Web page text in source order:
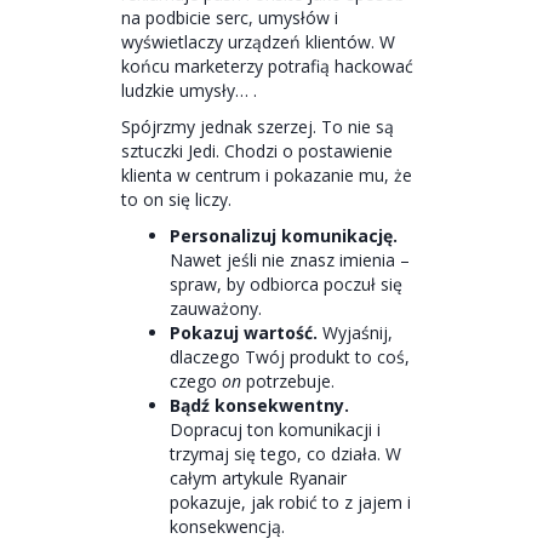
na podbicie serc, umysłów i
wyświetlaczy urządzeń klientów. W
końcu marketerzy potrafią hackować
ludzkie umysły… .
Spójrzmy jednak szerzej. To nie są
sztuczki Jedi. Chodzi o postawienie
klienta w centrum i pokazanie mu, że
to on się liczy.
Personalizuj komunikację.
Nawet jeśli nie znasz imienia –
spraw, by odbiorca poczuł się
zauważony.
Pokazuj wartość. Wyjaśnij,
dlaczego Twój produkt to coś,
czego on potrzebuje.
Bądź konsekwentny.
Dopracuj ton komunikacji i
trzymaj się tego, co działa. W
całym artykule Ryanair
pokazuje, jak robić to z jajem i
konsekwencją.